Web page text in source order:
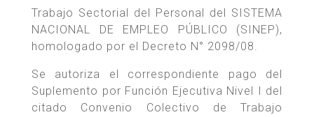
Trabajo Sectorial del Personal del SISTEMA
NACIONAL DE EMPLEO PÚBLICO (SINEP),
homologado por el Decreto N° 2098/08.
Se autoriza el correspondiente pago del
Suplemento por Función Ejecutiva Nivel I del
citado Convenio Colectivo de Trabajo